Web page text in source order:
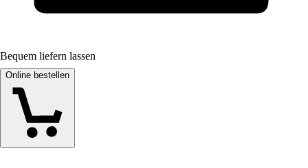
Bequem liefern lassen
Online bestellen